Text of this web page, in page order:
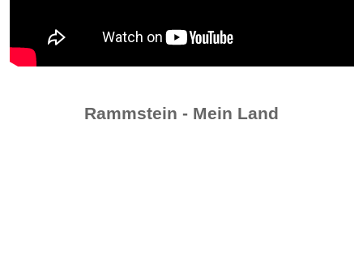
Rammstein - Mein Land